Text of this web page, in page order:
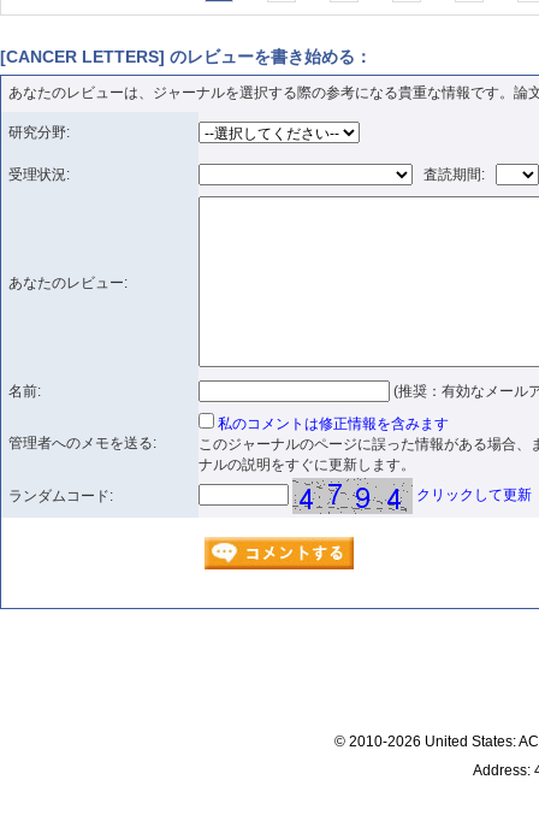
[CANCER LETTERS] のレビューを書き始める：
あなたのレビューは、ジャーナルを選択する際の参考になる貴重な情報です。論
研究分野:
受理状況: 査読期間:
あなたのレビュー:
名前: (推奨：有効なメール
管理者へのメモを送る:
私のコメントは修正情報を含みます
このジャーナルのページに誤った情報がある場合
ナルの説明をすぐに更新します。
ランダムコード:
クリックして更新
© 2010-2026 United States:
Address: